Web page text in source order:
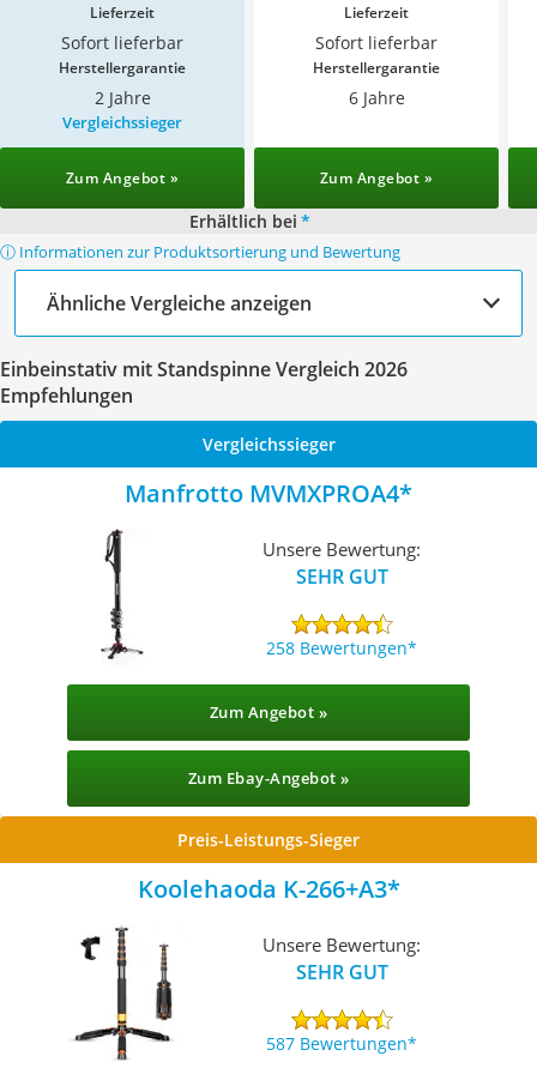
Lieferzeit
Sofort lieferbar
Lieferzeit
Sofort lieferbar
Herstellergarantie
2 Jahre
Herstellergarantie
6 Jahre
Vergleichssieger
Zum Angebot » Zum Angebot »
Erhältlich bei *
ⓘ Informationen zur Produktsortierung und Bewertung
Ähnliche Vergleiche anzeigen
Einbeinstativ mit Standspinne Vergleich 2026
Empfehlungen
Vergleichssieger
Manfrotto MVMXPROA4
Unsere Bewertung:
SEHR GUT
258 Bewertungen
Zum Angebot »
Zum Ebay-Angebot »
Preis-Leistungs-Sieger
Koolehaoda K-266+A3
Unsere Bewertung:
SEHR GUT
587 Bewertungen